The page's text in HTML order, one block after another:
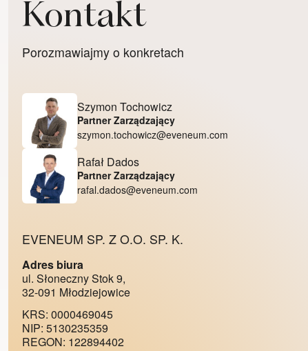
Kontakt
Porozmawiajmy o konkretach
Szymon Tochowicz
Partner Zarządzający
szymon.tochowicz@eveneum.com
Rafał Dados
Partner Zarządzający
rafal.dados@eveneum.com
EVENEUM SP. Z O.O. SP. K.
Adres biura
ul. Słoneczny Stok 9,
32-091 Młodziejowice
KRS: 0000469045
NIP: 5130235359
REGON: 122894402